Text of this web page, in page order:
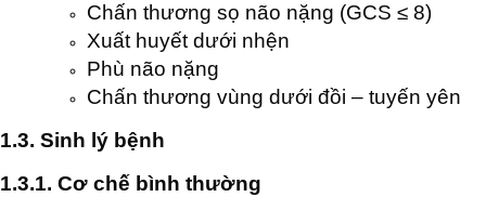
Chấn thương sọ não nặng (GCS ≤ 8)
Xuất huyết dưới nhện
Phù não nặng
Chấn thương vùng dưới đồi – tuyến yên
1.3. Sinh lý bệnh
1.3.1. Cơ chế bình thường